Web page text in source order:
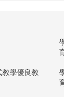
學優良教